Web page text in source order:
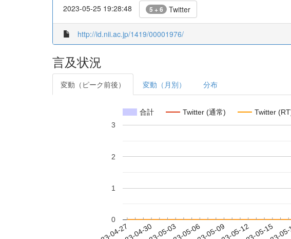
2023-05-25 19:28:48 5 + 6 Twitter
http://id.nii.ac.jp/1419/00001976/
言及状況
変動（ピーク前後） 変動（月別） 分布
合計 Twitter (通常) Twitter
0
1
2
3